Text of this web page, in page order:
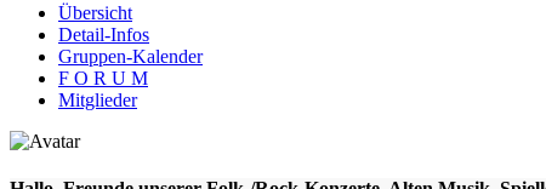
Übersicht
Detail-Infos
Gruppen-Kalender
F O R U M
Mitglieder